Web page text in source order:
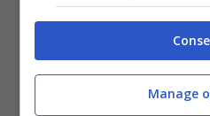
Manage